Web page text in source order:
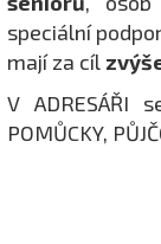
speciální
mají za cíl
V ADRESÁŘI
POMŮCKY,